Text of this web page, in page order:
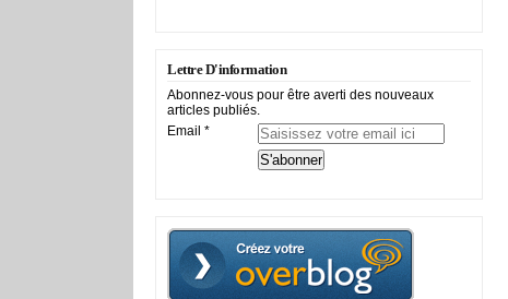
Lettre D'information
Abonnez-vous pour être averti des nouveaux
articles publiés.
Email